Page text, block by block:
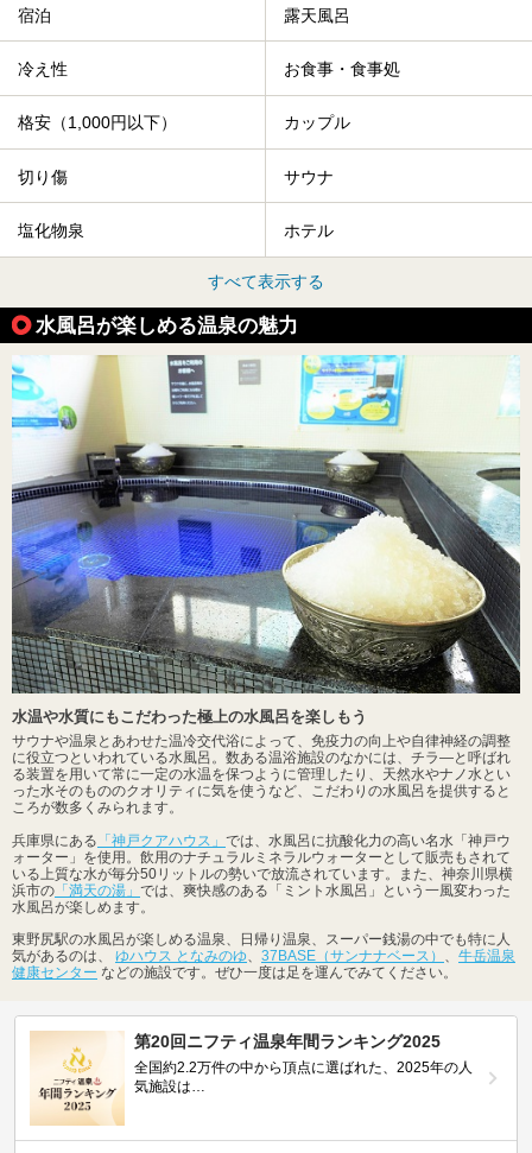
宿泊 露天風呂
冷え性 お食事・食事処
格安（1,000円以下） カップル
切り傷 サウナ
塩化物泉 ホテル
すべて表示する
水風呂が楽しめる温泉の魅力
水温や水質にもこだわった極上の水風呂を楽しもう
サウナや温泉とあわせた温冷交代浴によって、免疫力の向上や自律神経の調整
に役立つといわれている水風呂。数ある温浴施設のなかには、チラ―と呼ばれ
る装置を用いて常に一定の水温を保つように管理したり、天然水やナノ水とい
った水そのもののクオリティに気を使うなど、こだわりの水風呂を提供すると
ころが数多くみられます。
兵庫県にある 「神戸クアハウス」 では、水風呂に抗酸化力の高い名水「神戸ウ
ォーター」を使用。飲用のナチュラルミネラルウォーターとして販売もされて
いる上質な水が毎分50リットルの勢いで放流されています。また、神奈川県横
浜市の 「満天の湯」 では、爽快感のある「ミント水風呂」という一風変わった
水風呂が楽しめます。
東野尻駅の水風呂が楽しめる温泉、日帰り温泉、スーパー銭湯の中でも特に人
気があるのは、 ゆハウス となみのゆ 37BASE（サンナナベース）
牛岳温泉
健康センター などの施設です。ぜひ一度は足を運んでみてください。
第20回ニフティ温泉年間ランキング2025
全国約2.2万件の中から頂点に選ばれた、2025年の人
気施設は…